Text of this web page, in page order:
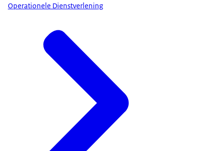
Operationele Dienstverlening